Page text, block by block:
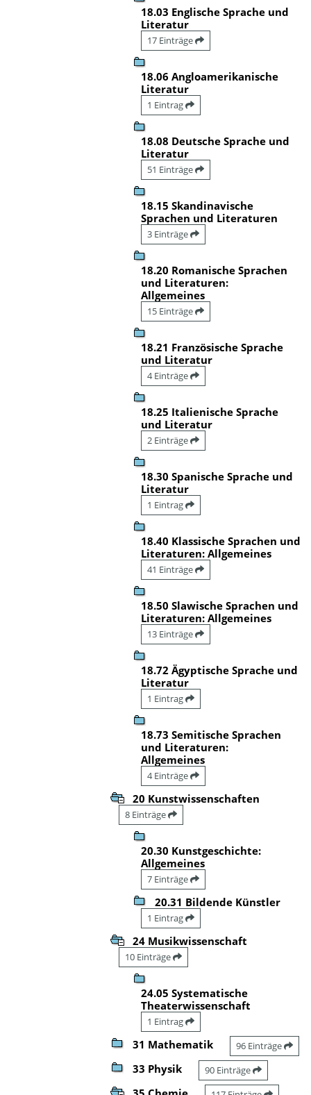
18.03 Englische Sprache und
Literatur
17 Einträge
18.06 Angloamerikanische
Literatur
1 Eintrag
18.08 Deutsche Sprache und
Literatur
51 Einträge
18.15 Skandinavische
Sprachen und Literaturen
3 Einträge
18.20 Romanische Sprachen
und Literaturen:
Allgemeines
15 Einträge
18.21 Französische Sprache
und Literatur
4 Einträge
18.25 Italienische Sprache
und Literatur
2 Einträge
18.30 Spanische Sprache und
Literatur
1 Eintrag
18.40 Klassische Sprachen und
Literaturen: Allgemeines
41 Einträge
18.50 Slawische Sprachen und
Literaturen: Allgemeines
13 Einträge
18.72 Ägyptische Sprache und
Literatur
1 Eintrag
18.73 Semitische Sprachen
und Literaturen:
Allgemeines
4 Einträge
20 Kunstwissenschaften
8 Einträge
20.30 Kunstgeschichte:
Allgemeines
7 Einträge
20.31 Bildende Künstler
1 Eintrag
24 Musikwissenschaft
10 Einträge
24.05 Systematische
Theaterwissenschaft
1 Eintrag
31 Mathematik 96 Einträge
33 Physik 90 Einträge